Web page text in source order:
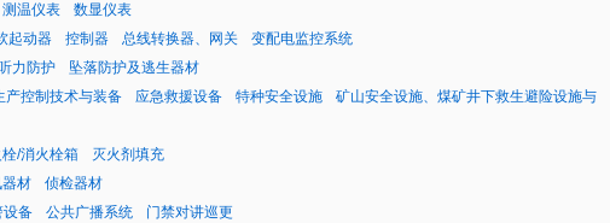
测温仪表
数显仪表
起动器 控制器 总线转换器、网关
变配电监控系统
力防护
坠落防护及逃生器材
产控制技术与装备 应急救援设备 特种安全设施
矿山安全设施、煤矿井下救生避险设施与
/消火栓箱
灭火剂填充
材
侦检器材
设备 公共广播系统
门禁对讲巡更